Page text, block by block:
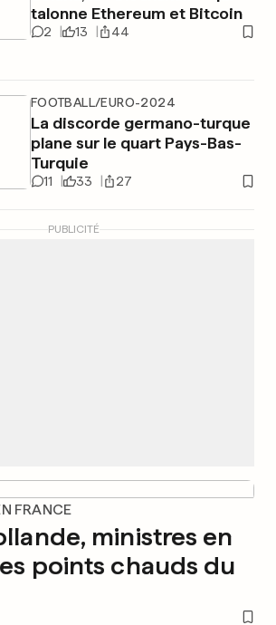
talonne Ethereum et Bitcoin
2 13 44
FOOTBALL/EURO-2024
La discorde germano-turque
plane sur le quart Pays-Bas-
Turquie
11 33 27
PUBLICITÉ
FRANCE
ministres en
points chauds du